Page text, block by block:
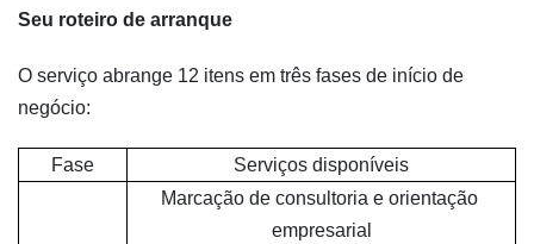
Seu roteiro de arranque
O serviço abrange 12 itens em três fases de início de
negócio:
Fase Serviços disponíveis
Marcação de consultoria e orientação
empresarial